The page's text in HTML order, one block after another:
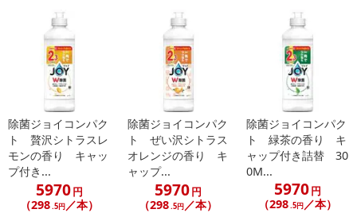
こちらの情報は2026-07-09 14:08:36.0 での情報となります。
除菌ジョイコンパク
ト 贅沢シトラスレ
モンの香り キャッ
プ付き...
5970円
（298.5円／本）
除菌ジョイコンパク
ト ぜい沢シトラス
オレンジの香り キ
ャップ...
5970円
（298.5円／本）
除菌ジョイコンパク
ト 緑茶の香り キ
ャップ付き詰替 30
0M...
5970円
（298.5円／本）